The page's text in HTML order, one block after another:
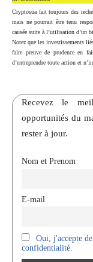
Cryptosua fait toujours des
mais ne pourrait être tenu
causée suite à l’utilisation d’un
Notez que les investissements
faire preuve de prudence en
d’entreprendre toute action et
Recevez le
opportunités du
rester à jour.
Nom et Prenom
E-mail
Oui, j'accepte
confidentialité.